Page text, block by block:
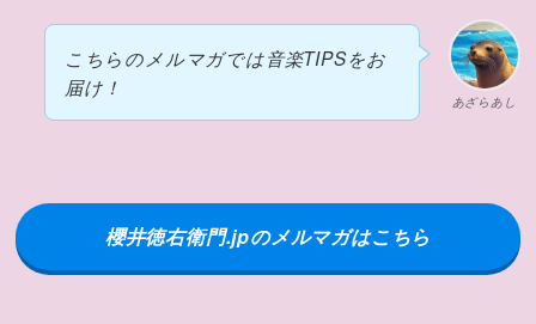
あざらあし
こちらのメルマガでは音楽TIPSをお
届け！
櫻井徳右衛門.jpのメルマガはこちら